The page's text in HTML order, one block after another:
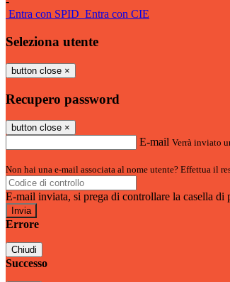
Entra con SPID Entra con CIE
Seleziona utente
button close ×
Recupero password
button close ×
E-mail Verrà inviato
Non hai una e-mail associata al nome utente? Effettua il
E-mail inviata, si prega di controllare la casella di
Errore
Chiudi
Successo